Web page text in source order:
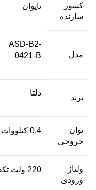
کشور
سازنده
تایوان
مدل
ASD-B2-
0421-B
برند
دلتا
توان
خروجی
0.4 کیلووات
ولتاژ
ورودی
220 ولت تکفاز